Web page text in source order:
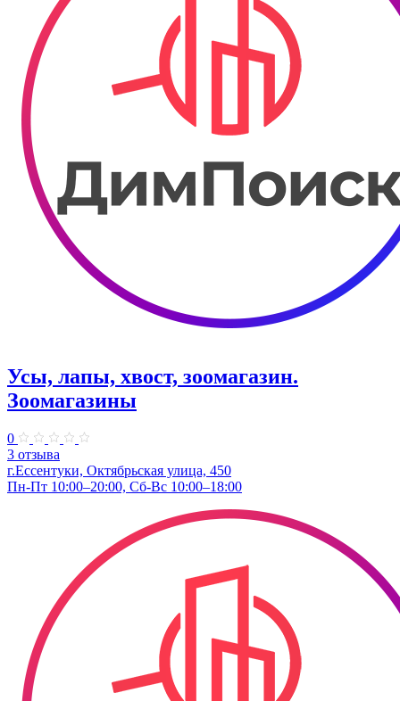
Усы, лапы, хвост, зоомагазин.
Зоомагазины
0
3 отзыва
г.Ессентуки, Октябрьская улица, 450
Пн-Пт 10:00–20:00, Сб-Вс 10:00–18:00